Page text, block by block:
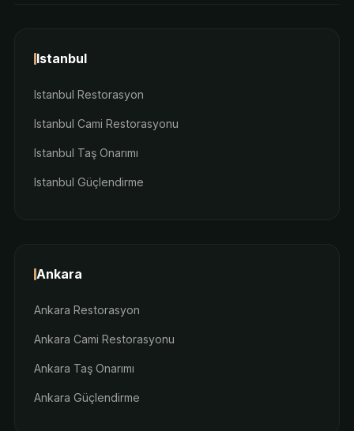
Istanbul
Istanbul Restorasyon
Istanbul Cami Restorasyonu
Istanbul Taş Onarımı
Istanbul Güçlendirme
Ankara
Ankara Restorasyon
Ankara Cami Restorasyonu
Ankara Taş Onarımı
Ankara Güçlendirme